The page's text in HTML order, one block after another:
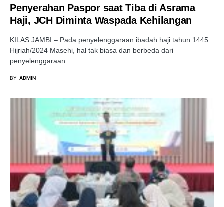
Penyerahan Paspor saat Tiba di Asrama
Haji, JCH Diminta Waspada Kehilangan
KILAS JAMBI – Pada penyelenggaraan ibadah haji tahun 1445
Hijriah/2024 Masehi, hal tak biasa dan berbeda dari
penyelenggaraan…
BY ADMIN